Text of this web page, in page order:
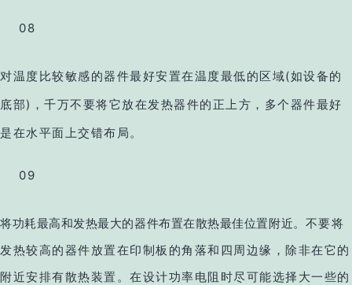
08
对温度比较敏感的器件最好安置在温度最低的区域(如设备的
底部)，千万不要将它放在发热器件的正上方，多个器件最好
是在水平面上交错布局。
09
将功耗最高和发热最大的器件布置在散热最佳位置附近。 不要将
发热较高的器件放置在印制板的角落和四周边缘，除非在它的
附近安排有散热装置。在设计功率电阻时尽可能选择大一些的